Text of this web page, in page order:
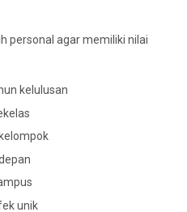
personal agar memiliki nilai
kelulusan
unik